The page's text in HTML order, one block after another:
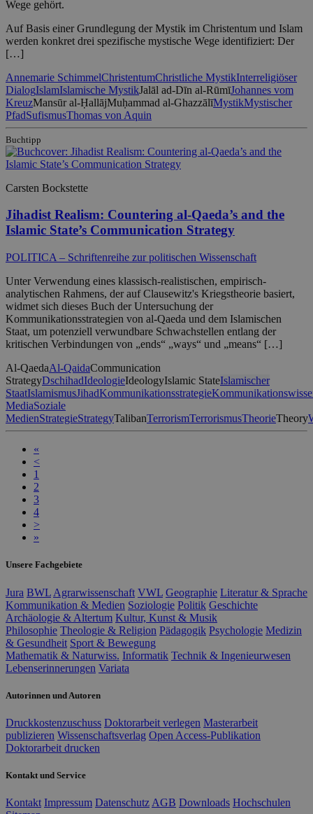
Wege gehört.
Auf Basis einer Grundlegung der Mystik im Christentum und Islam
werden konkret drei spezifische mystische Wege identifiziert: Der
[…]
Annemarie SchimmelChristentumChristliche MystikInterreligiöser
DialogIslamIslamische MystikJalāl ad-Dīn al-RūmīJohannes vom
KreuzMansūr al-ḤallājMuḥammad al-GhazzālīMystikMystischer
PfadSufismusThomas von Aquin
Buchtipp
Carsten Bockstette
Jihadist Realism: Countering al-Qaeda’s and the
Islamic State’s Communication Strategy
POLITICA – Schriftenreihe zur politischen Wissenschaft
Unter Verwendung eines klassisch-realistischen, empirisch-
analytischen Rahmens, der auf Clausewitz's Kriegstheorie basiert,
widmet sich dieses Buch der Untersuchung der
Kommunikationsstrategien von al-Qaeda und dem Islamischen
Staat, um potenziell verwundbare Schwachstellen entlang der
kritischen Verbindungen von „ends“ „ways“ und „means“ […]
Al-QaedaAl-QaidaCommunication
StrategyDschihadIdeologieIdeologyIslamic StateIslamischer
StaatIslamismusJihadKommunikationsstrategie
MediaSoziale
MedienStrategieStrategyTalibanTerrorismTerrorismusTheorieTheory
«
<
1
2
3
4
>
»
Unsere Fachgebiete
Jura BWL Agrarwissenschaft VWL Geographie Literatur & Sprache
Kommunikation & Medien Soziologie Politik Geschichte
Archäologie & Altertum Kultur, Kunst & Musik
Philosophie Theologie & Religion Pädagogik Psychologie Medizin
& Gesundheit Sport & Bewegung
Mathematik & Naturwiss. Informatik Technik & Ingenieurwesen
Lebenserinnerungen Variata
Autorinnen und Autoren
Druckkostenzuschuss Doktorarbeit verlegen Masterarbeit
publizieren Wissenschaftsverlag Open Access-Publikation
Doktorarbeit drucken
Kontakt und Service
Kontakt Impressum Datenschutz AGB Downloads Hochschulen